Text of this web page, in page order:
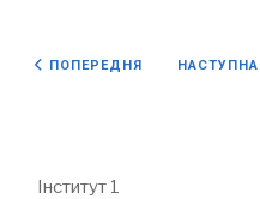
ПОПЕРЕДНЯ СТАТТЯ:
ПОПЕРЕДНЯ НАСТУПНА
НАСТУПНА
Інститут 1